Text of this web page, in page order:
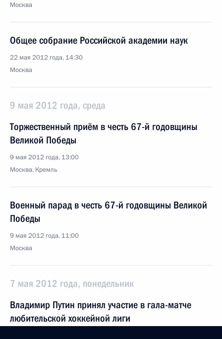
Москва
Общее собрание Российской академии наук
22 мая 2012 года, 14:30
Москва
9 мая 2012 года, среда
Торжественный приём в честь 67-й годовщины
Великой Победы
9 мая 2012 года, 13:00
Москва, Кремль
Военный парад в честь 67-й годовщины Великой
Победы
9 мая 2012 года, 11:00
Москва
7 мая 2012 года, понедельник
Владимир Путин принял участие в гала-матче
любительской хоккейной лиги